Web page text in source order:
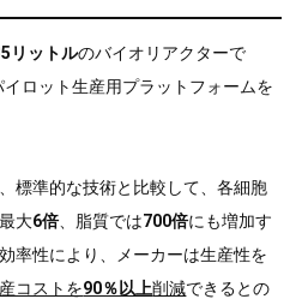
リットルのバイオリアクターで
ロット生産用プラットフォームを
標準的な技術と比較して、各細胞
大6倍、脂質では700倍にも増加す
率性により、メーカーは生産性を
コストを90％以上削減できるとの